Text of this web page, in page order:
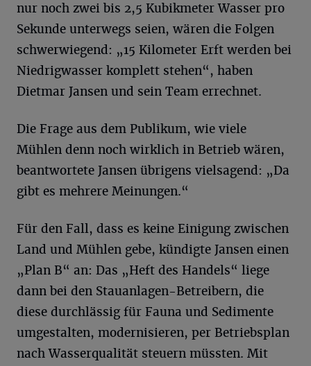
nur noch zwei bis 2,5 Kubikmeter Wasser pro
Sekunde unterwegs seien, wären die Folgen
schwerwiegend: „15 Kilometer Erft werden bei
Niedrigwasser komplett stehen“, haben
Dietmar Jansen und sein Team errechnet.
Die Frage aus dem Publikum, wie viele
Mühlen denn noch wirklich in Betrieb wären,
beantwortete Jansen übrigens vielsagend: „Da
gibt es mehrere Meinungen.“
Für den Fall, dass es keine Einigung zwischen
Land und Mühlen gebe, kündigte Jansen einen
„Plan B“ an: Das „Heft des Handels“ liege
dann bei den Stauanlagen-Betreibern, die
diese durchlässig für Fauna und Sedimente
umgestalten, modernisieren, per Betriebsplan
nach Wasserqualität steuern müssten. Mit